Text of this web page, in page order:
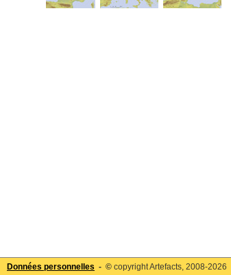
Données personnelles - © copyright Artefacts, 2008-2026